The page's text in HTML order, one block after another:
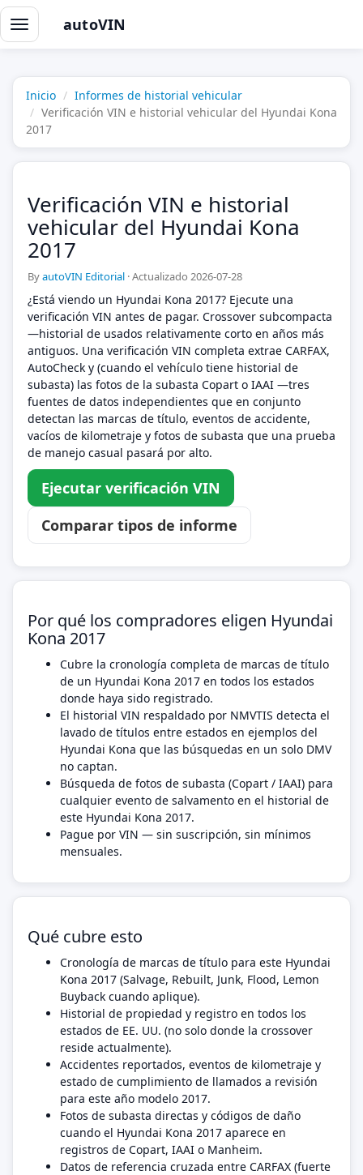
Alternar
navegación
autoVIN
Inicio
Informes de historial vehicular
Verificación VIN e historial vehicular del Hyundai Kona
2017
Verificación VIN e historial
vehicular del Hyundai Kona
2017
ByautoVIN Editorial ·Actualizado 2026-07-28
¿Está viendo un Hyundai Kona 2017? Ejecute una
verificación VIN antes de pagar. Crossover subcompacta
—historial de usados relativamente corto en años más
antiguos. Una verificación VIN completa extrae CARFAX,
AutoCheck y (cuando el vehículo tiene historial de
subasta) las fotos de la subasta Copart o IAAI —tres
fuentes de datos independientes que en conjunto
detectan las marcas de título, eventos de accidente,
vacíos de kilometraje y fotos de subasta que una prueba
de manejo casual pasará por alto.
Ejecutar verificación VIN
Comparar tipos de informe
Por qué los compradores eligen Hyundai
Kona 2017
Cubre la cronología completa de marcas de título
de un Hyundai Kona 2017 en todos los estados
donde haya sido registrado.
El historial VIN respaldado por NMVTIS detecta el
lavado de títulos entre estados en ejemplos del
Hyundai Kona que las búsquedas en un solo DMV
no captan.
Búsqueda de fotos de subasta (Copart / IAAI) para
cualquier evento de salvamento en el historial de
este Hyundai Kona 2017.
Pague por VIN — sin suscripción, sin mínimos
mensuales.
Qué cubre esto
Cronología de marcas de título para este Hyundai
Kona 2017 (Salvage, Rebuilt, Junk, Flood, Lemon
Buyback cuando aplique).
Historial de propiedad y registro en todos los
estados de EE. UU. (no solo donde la crossover
reside actualmente).
Accidentes reportados, eventos de kilometraje y
estado de cumplimiento de llamados a revisión
para este año modelo 2017.
Fotos de subasta directas y códigos de daño
cuando el Hyundai Kona 2017 aparece en
registros de Copart, IAAI o Manheim.
Datos de referencia cruzada entre CARFAX (fuerte